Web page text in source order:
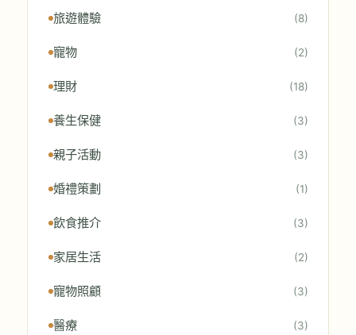
旅遊體驗 (8)
寵物 (2)
理財 (18)
養生保健 (3)
親子活動 (3)
婚禮策劃 (1)
飲食推介 (3)
家居生活 (2)
寵物照顧 (3)
醫療 (3)